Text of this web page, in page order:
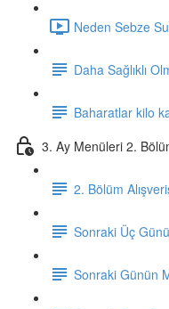
Neden Sebze
Daha Sağlıklı
Baharatlar kilo
3. Ay Menüleri 2.
2. Bölüm
Sonraki Üç
Sonraki Günün